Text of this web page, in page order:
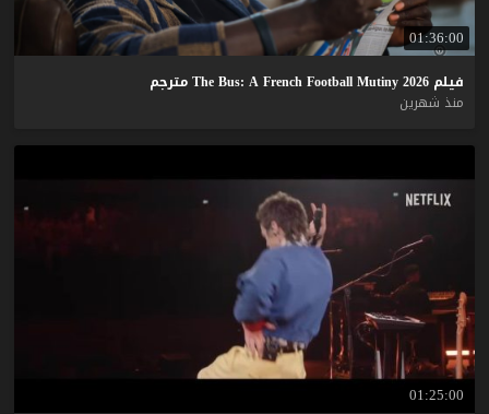
01:36:00
فيلم The Bus: A French Football Mutiny 2026
مترجم
منذ شهرين
01:25:00